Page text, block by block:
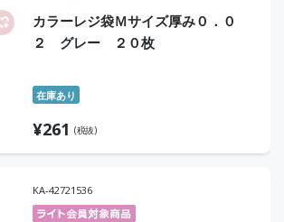
カラーレジ袋Ｍサイズ厚み０．０
２ グレー ２０枚
在庫あり
¥261 (税抜)
KA-42721536